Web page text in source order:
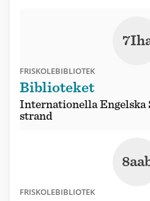
FRISKOLEBIBLIOTEK
Biblioteket
Internationella Engelska
strand
FRISKOLEBIBLIOTEK